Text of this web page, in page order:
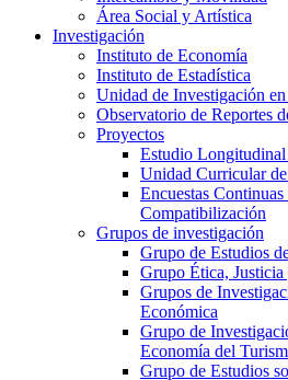
Área Social y Artística
Investigación
Instituto de Economía
Instituto de Estadística
Unidad de Investigación
Observatorio de Reportes
Proyectos
Estudio
Unidad Curricular
Encuestas
Compatibilización
Grupos de investigación
Grupo de Estudios
Grupo Ética,
Grupos de
Económica
Grupo de
Economía del
Grupo de Estudios